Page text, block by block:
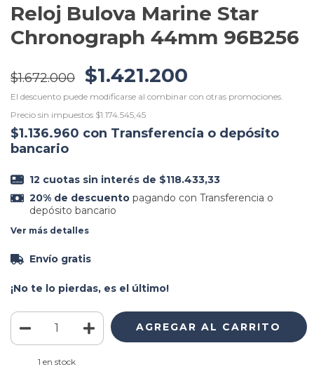
Reloj Bulova Marine Star
Chronograph 44mm 96B256
$1.672.000 $1.421.200
El descuento puede modificarse al combinar con otras promociones.
Precio sin impuestos $1.174.545,45
$1.136.960 con Transferencia o depósito
bancario
12 cuotas sin interés de $118.433,33
20% de descuentopagando con Transferencia o
depósito bancario
Ver más detalles
Envío gratis
¡No te lo pierdas, es el último!
1 en stock